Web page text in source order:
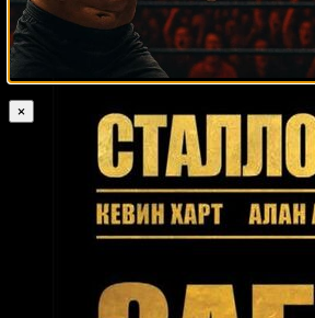
Шварц
Рой Уильямс Рафаэль Руэлас
Веласкес
Руди Любберс Марвин
×